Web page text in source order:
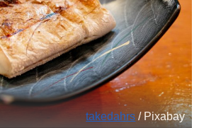
takedahrs / Pixabay